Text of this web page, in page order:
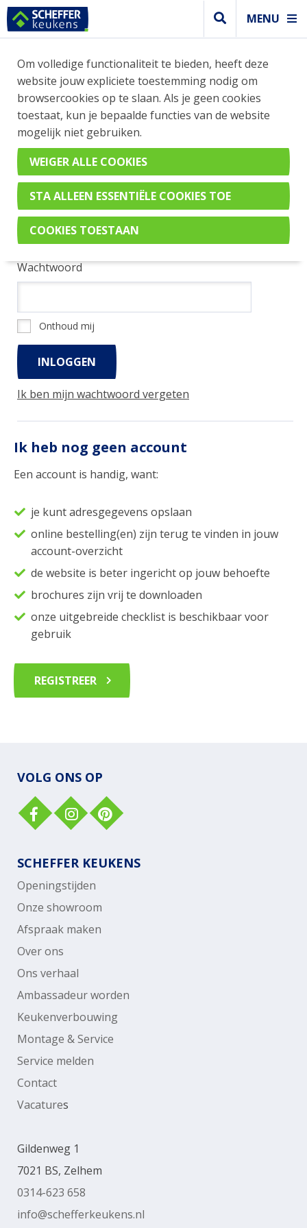
MENU
INLOGGEN
Ik heb al een account
Je kunt inloggen met jouw e-mailadres en
wachtwoord.
E-mailadres
Wachtwoord
Onthoud mij
Ik ben mijn wachtwoord vergeten
Ik heb nog geen account
Een account is handig, want:
je kunt adresgegevens opslaan
online bestelling(en) zijn terug te vinden in jouw
account-overzicht
de website is beter ingericht op jouw behoefte
brochures zijn vrij te downloaden
onze uitgebreide checklist is beschikbaar voor
gebruik
REGISTREER
VOLG ONS OP
SCHEFFER KEUKENS
Openingstijden
Onze showroom
Afspraak maken
Over ons
Ons verhaal
Ambassadeur worden
Keukenverbouwing
Montage & Service
Service melden
Contact
Vacatures
Gildenweg 1
7021 BS, Zelhem
0314-623 658
info@schefferkeukens.nl
Om volledige functionaliteit te bieden, heeft deze
website jouw expliciete toestemming nodig om
browsercookies op te slaan. Als je geen cookies
toestaat, kun je bepaalde functies van de website
mogelijk niet gebruiken.